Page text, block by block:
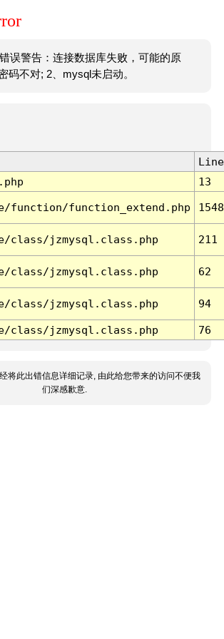
误警告：连接数据库失败，可能的原
码不对; 2、mysql未启动。
Line
13
function/function_extend.php 1548
class/jzmysql.class.php 211
class/jzmysql.class.php 62
class/jzmysql.class.php 94
class/jzmysql.class.php 76
将此出错信息详细记录, 由此给您带来的访问不便我
们深感歉意.